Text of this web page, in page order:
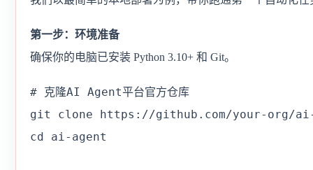
第一步：环境准备
确保你的电脑已安装 Python 3.10+ 和 Git。
# 克隆AI Agent平台官方仓库
git clone https://github.com/your-org/
cd ai-agent